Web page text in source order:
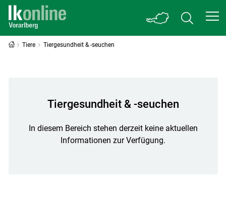
Skip to main content
Tiere Tiergesundheit & -seuchen
Tiergesundheit & -seuchen
In diesem Bereich stehen derzeit keine aktuellen
Informationen zur Verfügung.